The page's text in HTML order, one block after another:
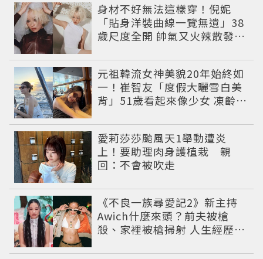
身材不好無法這樣穿！倪妮
「貼身洋裝曲線一覽無遺」38
歲尺度全開 帥氣又火辣散發獨
元祖韓流女神美貌20年始終如
一！崔智友「度假大曬雪白美
背」51歲看起來像少女 凍齡近
愛莉莎莎颱風天1舉動遭炎
上！要助理肉身護植栽 親
回：不會被吹走
《不良一族尋愛記2》新主持
Awich什麼來頭？前夫被槍
殺、家裡被槍掃射 人生經歷比